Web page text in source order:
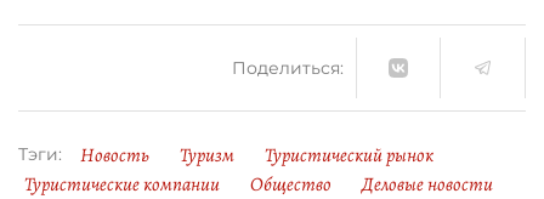
Поделиться:
Тэги: Новость Туризм
Туристический рынок
Туристические компании
Общество
Деловые новости